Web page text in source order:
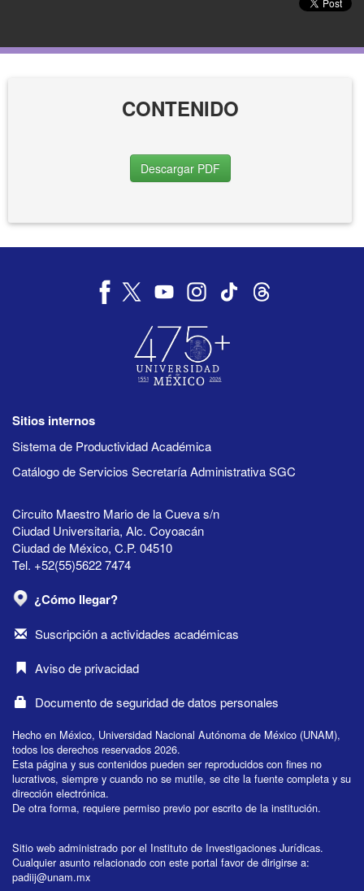
CONTENIDO
Descargar PDF
Sitios internos
Sistema de Productividad Académica
Catálogo de Servicios Secretaría Administrativa SGC
Circuito Maestro Mario de la Cueva s/n
Ciudad Universitaria, Alc. Coyoacán
Ciudad de México, C.P. 04510
Tel. +52(55)5622 7474
¿Cómo llegar?
Suscripción a actividades académicas
Aviso de privacidad
Documento de seguridad de datos personales
Hecho en México, Universidad Nacional Autónoma de México (UNAM),
todos los derechos reservados 2026.
Esta página y sus contenidos pueden ser reproducidos con fines no
lucrativos, siempre y cuando no se mutile, se cite la fuente completa y su
dirección electrónica.
De otra forma, requiere permiso previo por escrito de la institución.
Sitio web administrado por el Instituto de Investigaciones Jurídicas.
Cualquier asunto relacionado con este portal favor de dirigirse a:
padiij@unam.mx